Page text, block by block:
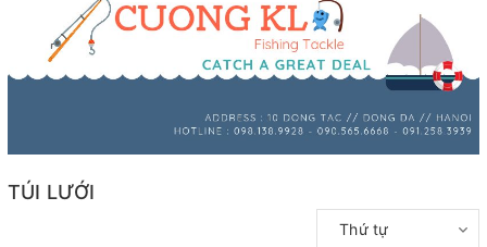
TÚI LƯỚI
Thứ tự